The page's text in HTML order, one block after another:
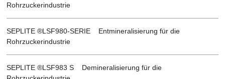
Rohrzuckerindustrie
SEPLITE ®LSF980-SERIE Entmineralisierung für die
Rohrzuckerindustrie
SEPLITE ®LSF983 S Demineralisierung für die